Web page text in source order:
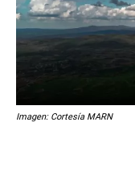
Imagen: Cortesía MARN